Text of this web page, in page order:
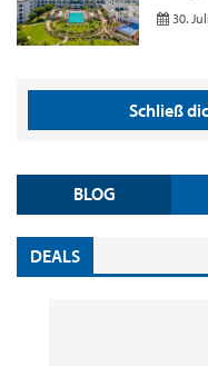
30.
Schließ
BLOG
DEALS